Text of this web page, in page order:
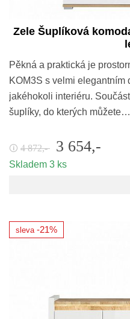
Zele Šuplíková
Pěkná a praktická je
KOM3S s velmi elegantním
jakéhokoli interiéru.
šuplíky, do kterých můžete…
🛈 4 872,- 3 654,-
Skladem 3 ks
sleva -21%